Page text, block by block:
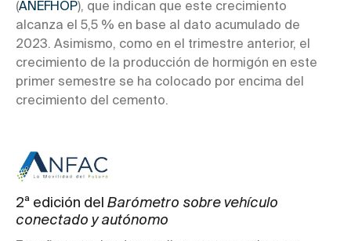
(ANEFHOP), que indican que este crecimiento
alcanza el 5,5 % en base al dato acumulado de
2023. Asimismo, como en el trimestre anterior, el
crecimiento de la producción de hormigón en este
primer semestre se ha colocado por encima del
crecimiento del cemento.
2ª edición del Barómetro sobre vehículo
conectado y autónomo